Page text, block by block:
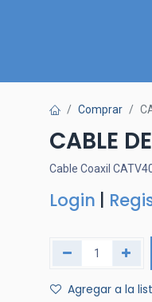
Comprar
CABLE
Cable Coaxil
Login
Agregar a la